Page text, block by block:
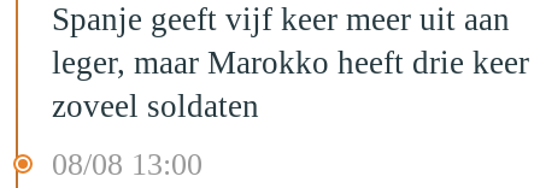
Spanje geeft vijf keer meer uit aan
leger, maar Marokko heeft drie keer
zoveel soldaten
08/08 13:00